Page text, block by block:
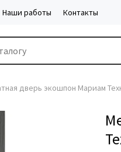
Наши работы Контакты
дверь экошпон Мариам